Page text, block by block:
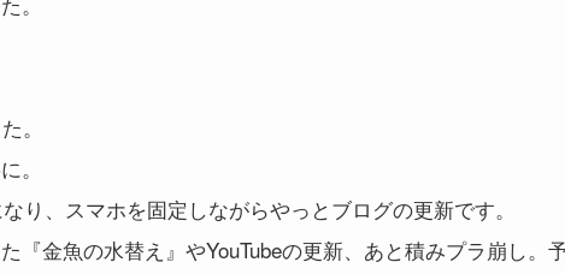
。
。
り、スマホを固定しながらやっとブログの更新です。
『金魚の水替え』やYouTubeの更新、あと積みプラ崩し。